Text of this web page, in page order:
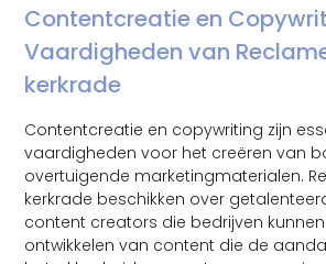
Contentcreatie en
Vaardigheden van
kerkrade
Contentcreatie en copywriting zijn
vaardigheden voor het creëren van
overtuigende marketingmaterialen.
kerkrade beschikken over
content creators die bedrijven
ontwikkelen van content die de